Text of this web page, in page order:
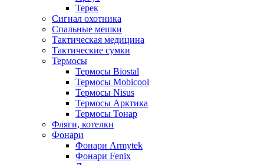
Терек
Сигнал охотника
Спальные мешки
Тактическая медицина
Тактические сумки
Термосы
Термосы Biostal
Термосы Mobicool
Термосы Nisus
Термосы Арктика
Термосы Тонар
Фляги, котелки
Фонари
Фонари Armytek
Фонари Fenix